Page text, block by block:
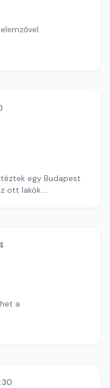
egy Budapest
ott lakók.
a